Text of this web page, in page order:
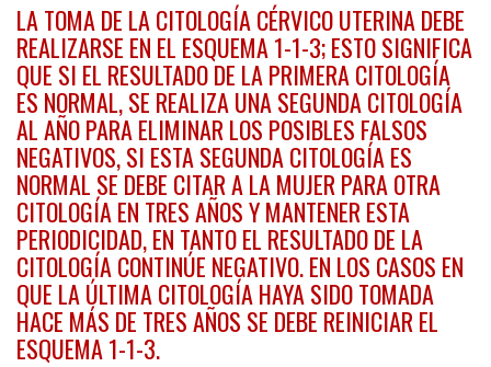
LA TOMA DE LA CITOLOGÍA CÉRVICO UTERINA DEBE
REALIZARSE EN EL ESQUEMA 1-1-3; ESTO SIGNIFICA
QUE SI EL RESULTADO DE LA PRIMERA CITOLOGÍA
ES NORMAL, SE REALIZA UNA SEGUNDA CITOLOGÍA
AL AÑO PARA ELIMINAR LOS POSIBLES FALSOS
NEGATIVOS, SI ESTA SEGUNDA CITOLOGÍA ES
NORMAL SE DEBE CITAR A LA MUJER PARA OTRA
CITOLOGÍA EN TRES AÑOS Y MANTENER ESTA
PERIODICIDAD, EN TANTO EL RESULTADO DE LA
CITOLOGÍA CONTINÚE NEGATIVO. EN LOS CASOS EN
QUE LA ÚLTIMA CITOLOGÍA HAYA SIDO TOMADA
HACE MÁS DE TRES AÑOS SE DEBE REINICIAR EL
ESQUEMA 1-1-3.